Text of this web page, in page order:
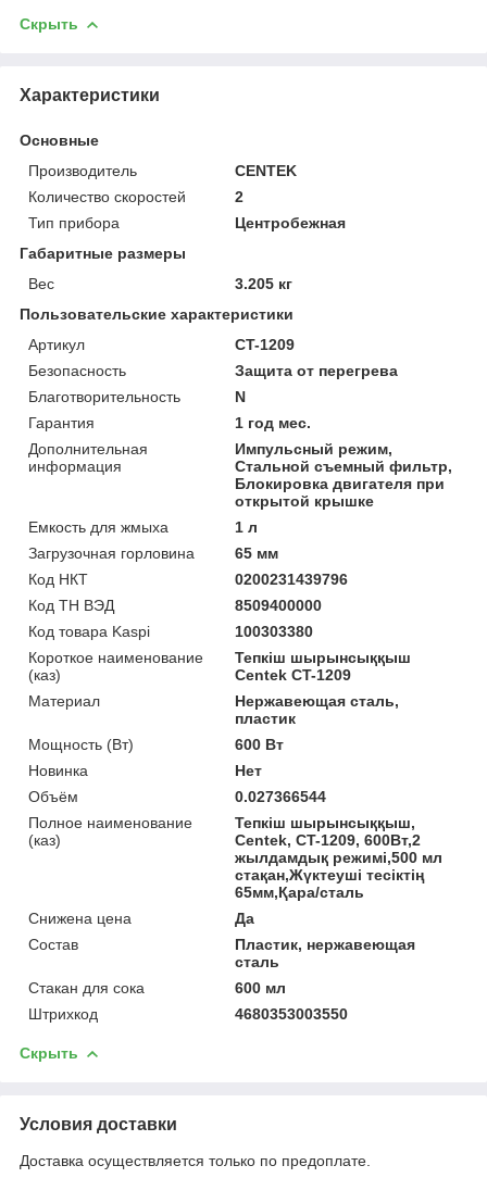
Скрыть
Характеристики
Основные
Производитель
CENTEK
Количество скоростей
2
Тип прибора
Центробежная
Габаритные размеры
Вес
3.205 кг
Пользовательские характеристики
Артикул
CT-1209
Безопасность
Защита от перегрева
Благотворительность
N
Гарантия
1 год мес.
Дополнительная
информация
Импульсный режим,
Стальной съемный фильтр,
Блокировка двигателя при
открытой крышке
Емкость для жмыха
1 л
Загрузочная горловина
65 мм
Код НКТ
0200231439796
Код ТН ВЭД
8509400000
Код товара Kaspi
100303380
Короткое наименование
(каз)
Тепкіш шырынсыққыш
Centek CT-1209
Материал
Нержавеющая сталь,
пластик
Мощность (Bт)
600 Вт
Новинка
Нет
Объём
0.027366544
Полное наименование
(каз)
Тепкіш шырынсыққыш,
Centek, CT-1209, 600Вт,2
жылдамдық режимі,500 мл
стақан,Жүктеуші тесіктің
65мм,Қара/сталь
Снижена цена
Да
Состав
Пластик, нержавеющая
сталь
Стакан для сока
600 мл
Штрихкод
4680353003550
Скрыть
Условия доставки
Доставка осуществляется только по предоплате.